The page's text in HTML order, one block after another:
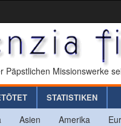
Päpstlichen Missionswerke
STATISTIKEN
Asien Amerika